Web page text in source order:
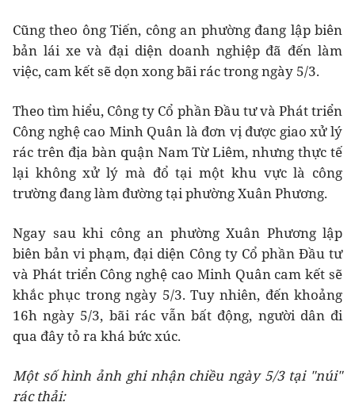
Cũng theo ông Tiến, công an phường đang lập biên
bản lái xe và đại diện doanh nghiệp đã đến làm
việc, cam kết sẽ dọn xong bãi rác trong ngày 5/3.
Theo tìm hiểu, Công ty Cổ phần Đầu tư và Phát triển
Công nghệ cao Minh Quân là đơn vị được giao xử lý
rác trên địa bàn quận Nam Từ Liêm, nhưng thực tế
lại không xử lý mà đổ tại một khu vực là công
trường đang làm đường tại phường Xuân Phương.
Ngay sau khi công an phường Xuân Phương lập
biên bản vi phạm, đại diện Công ty Cổ phần Đầu tư
và Phát triển Công nghệ cao Minh Quân cam kết sẽ
khắc phục trong ngày 5/3. Tuy nhiên, đến khoảng
16h ngày 5/3, bãi rác vẫn bất động, người dân đi
qua đây tỏ ra khá bức xúc.
Một số hình ảnh ghi nhận chiều ngày 5/3 tại "núi"
rác thải: